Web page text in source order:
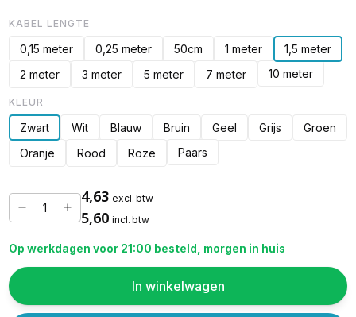
KABEL LENGTE
0,15 meter 0,25 meter 50cm 1 meter
1,5 meter
2 meter
3 meter 5 meter 7 meter 10 meter
KLEUR
Zwart Wit Blauw Bruin Geel Grijs
Groen
Oranje
Rood Roze Paars
4,63 excl. btw
5,60 incl. btw
Op werkdagen voor 21:00 besteld, morgen in huis
In winkelwagen